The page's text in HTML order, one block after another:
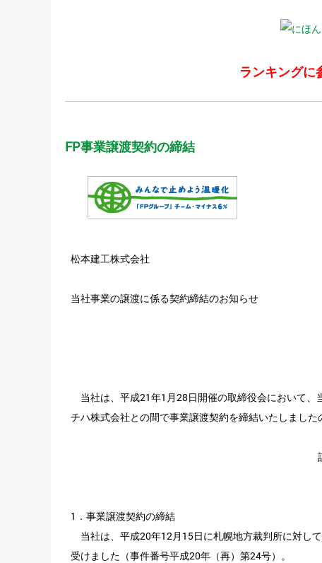
ランキングに
FP事業譲渡契約の締結
松本建工株式会社
当社事業の譲渡に係る契約締結のお知らせ
当社は、平成21年1月28日開催の取締役会において、
チハ株式会社との間で事業譲渡契約を締結いたしました
1．事業譲渡契約の締結
当社は、平成20年12月15日に札幌地方裁判所に対し
受けました（事件番号平成20年（再）第24号）。